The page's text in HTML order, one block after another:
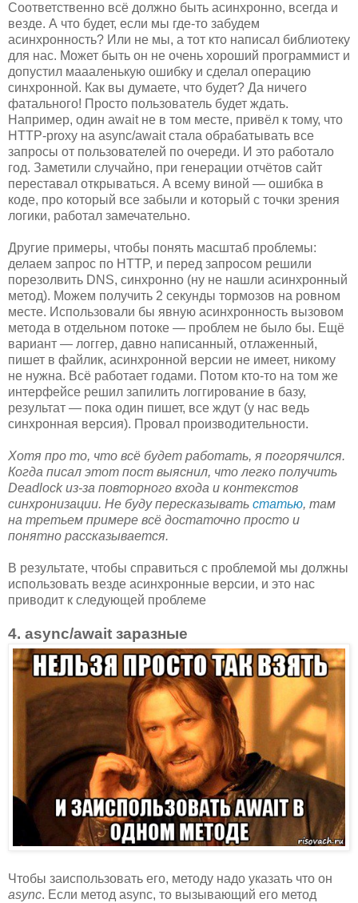
Соответственно всё должно быть асинхронно, всегда и
везде. А что будет, если мы где-то забудем
асинхронность? Или не мы, а тот кто написал библиотеку
для нас. Может быть он не очень хороший программист и
допустил маааленькую ошибку и сделал операцию
синхронной. Как вы думаете, что будет? Да ничего
фатального! Просто пользователь будет ждать.
Например, один await не в том месте, привёл к тому, что
HTTP-proxy на async/await стала обрабатывать все
запросы от пользователей по очереди. И это работало
год. Заметили случайно, при генерации отчётов сайт
переставал открываться. А всему виной — ошибка в
коде, про который все забыли и который с точки зрения
логики, работал замечательно.
Другие примеры, чтобы понять масштаб проблемы:
делаем запрос по HTTP, и перед запросом решили
порезолвить DNS, синхронно (ну не нашли асинхронный
метод). Можем получить 2 секунды тормозов на ровном
месте. Использовали бы явную асинхронность вызовом
метода в отдельном потоке — проблем не было бы. Ещё
вариант — логгер, давно написанный, отлаженный,
пишет в файлик, асинхронной версии не имеет, никому
не нужна. Всё работает годами. Потом кто-то на том же
интерфейсе решил запилить логгирование в базу,
результат — пока один пишет, все ждут (у нас ведь
синхронная версия). Провал производительности.
Хотя про то, что всё будет работать, я погорячился.
Когда писал этот пост выяснил, что легко получить
Deadlock из-за повторного входа и контекстов
синхронизации. Не буду пересказывать статью, там
на третьем примере всё достаточно просто и
понятно рассказывается.
В результате, чтобы справиться с проблемой мы должны
использовать везде асинхронные версии, и это нас
приводит к следующей проблеме
4. async/await заразные
Чтобы заиспользовать его, методу надо указать что он
async. Если метод async, то вызывающий его метод